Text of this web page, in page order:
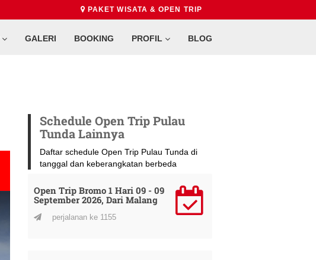
PAKET WISATA & OPEN TRIP
GALERI BOOKING PROFIL BLOG
Schedule Open Trip Pulau
Tunda Lainnya
Daftar schedule Open Trip Pulau Tunda di
tanggal dan keberangkatan berbeda
Open Trip Bromo 1 Hari 09 - 09
September 2026, Dari Malang
perjalanan ke 1155